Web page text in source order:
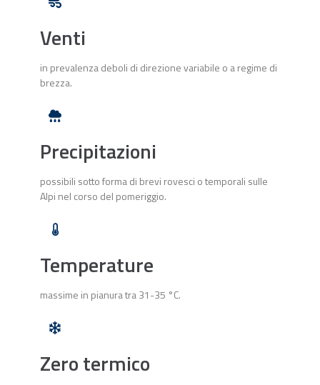
Venti
in prevalenza deboli di direzione variabile o a regime di
brezza.
Precipitazioni
possibili sotto forma di brevi rovesci o temporali sulle
Alpi nel corso del pomeriggio.
Temperature
massime in pianura tra 31-35 °C.
Zero termico